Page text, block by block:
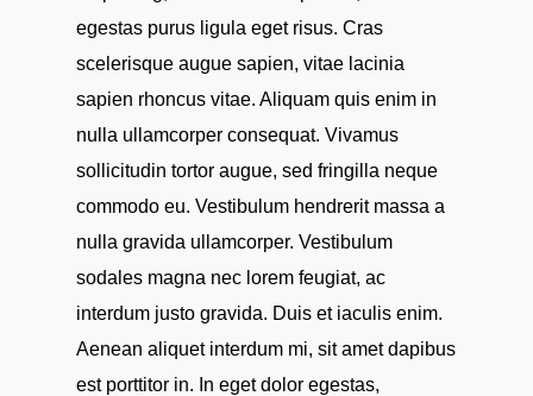
egestas purus ligula eget risus. Cras
scelerisque augue sapien, vitae lacinia
sapien rhoncus vitae. Aliquam quis enim in
nulla ullamcorper consequat. Vivamus
sollicitudin tortor augue, sed fringilla neque
commodo eu. Vestibulum hendrerit massa a
nulla gravida ullamcorper. Vestibulum
sodales magna nec lorem feugiat, ac
interdum justo gravida. Duis et iaculis enim.
Aenean aliquet interdum mi, sit amet dapibus
est porttitor in. In eget dolor egestas,